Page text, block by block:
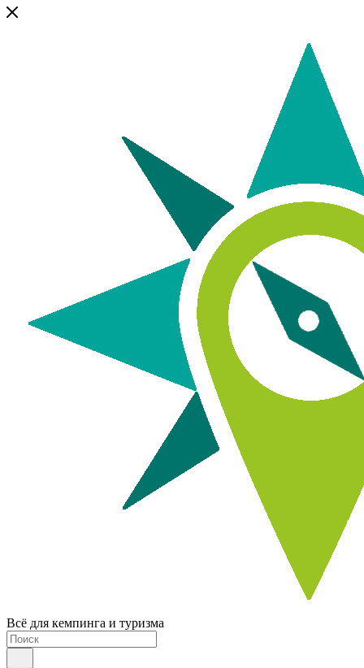
Всё для кемпинга и туризма